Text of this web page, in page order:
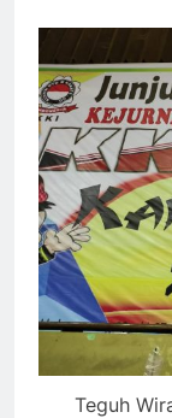
Teguh